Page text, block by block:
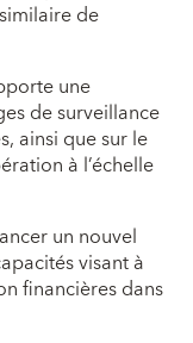
de
une
de surveillance
ainsi que sur le
à l’échelle
un nouvel
visant à
financières dans